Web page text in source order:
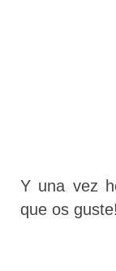
Y una vez
que os